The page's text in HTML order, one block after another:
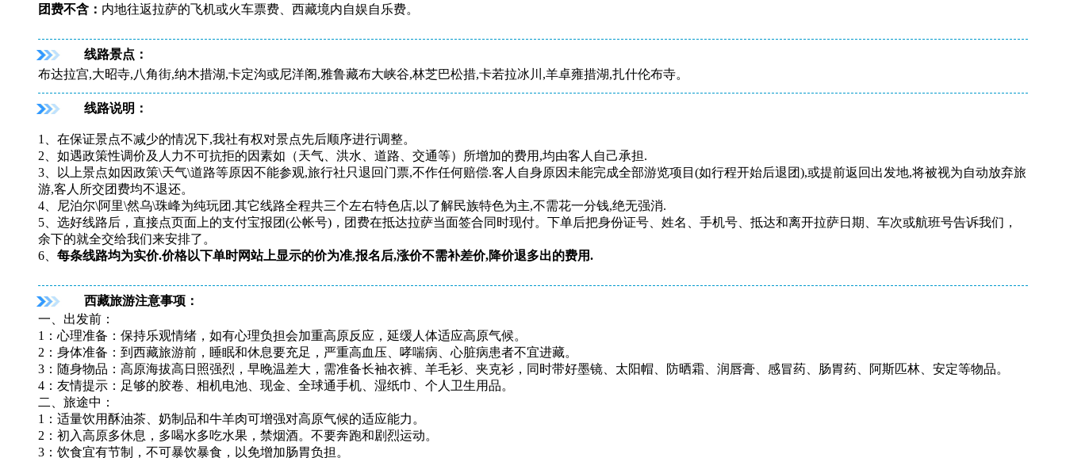
团费不含： 内地往返拉萨的飞机或火车票费、西藏境内自娱自乐费。
线路景点：
布达拉宫,大昭寺,八角街,纳木措湖,卡定沟或尼洋阁,雅鲁藏布大峡谷,林芝巴松措,卡若拉冰川,羊卓雍措湖,扎什伦布寺。
线路说明：
1、在保证景点不减少的情况下,我社有权对景点先后顺序进行调整。
2、如遇政策性调价及人力不可抗拒的因素如（天气、洪水、道路、交通等）所增加的费用,均由客人自己承担.
3、以上景点如因政策\天气\道路等原因不能参观,旅行社只退回门票,不作任何赔偿.客人自身原因未能完成全部游览项目(如行程开始后退团),或提前返回出发地,将被视为自动放弃旅
游,客人所交团费均不退还。
4、
尼泊尔\阿里\然乌\珠峰为纯玩团.其它线路全程共三个左右特色店,以了解民族特色为主,不需花一分钱,绝无强消.
5、选好线路后，直接点页面上的支付宝报团(公帐号)，团费在抵达拉萨当面签合同时现付。下单后把身份证号、姓名、手机号、抵达和离开拉萨日期、车次或航班号告诉我们，
余下的就全交给我们来安排了。
6、 每条线路均为实价.价格以下单时网站上显示的价为准,报名后,涨价不需补差价,降价退多出的费用.
西藏旅游注意事项：
一、出发前：
1：心理准备：保持乐观情绪，如有心理负担会加重高原反应，延缓人体适应高原气候。
2：身体准备：到西藏旅游前，睡眠和休息要充足，严重高血压、哮喘病、心脏病患者不宜进藏。
3：随身物品：高原海拔高日照强烈，早晚温差大，需准备长袖衣裤、羊毛衫、夹克衫，同时带好墨镜、太阳帽、防晒霜、润唇膏、感冒药、肠胃药、阿斯匹林、安定等物品。
4：友情提示：足够的胶卷、相机电池、现金、全球通手机、湿纸巾、个人卫生用品。
二、旅途中：
1：适量饮用酥油茶、奶制品和牛羊肉可增强对高原气候的适应能力。
2：初入高原多休息，多喝水多吃水果，禁烟酒。不要奔跑和剧烈运动。
3：饮食宜有节制，不可暴饮暴食，以免增加肠胃负担。